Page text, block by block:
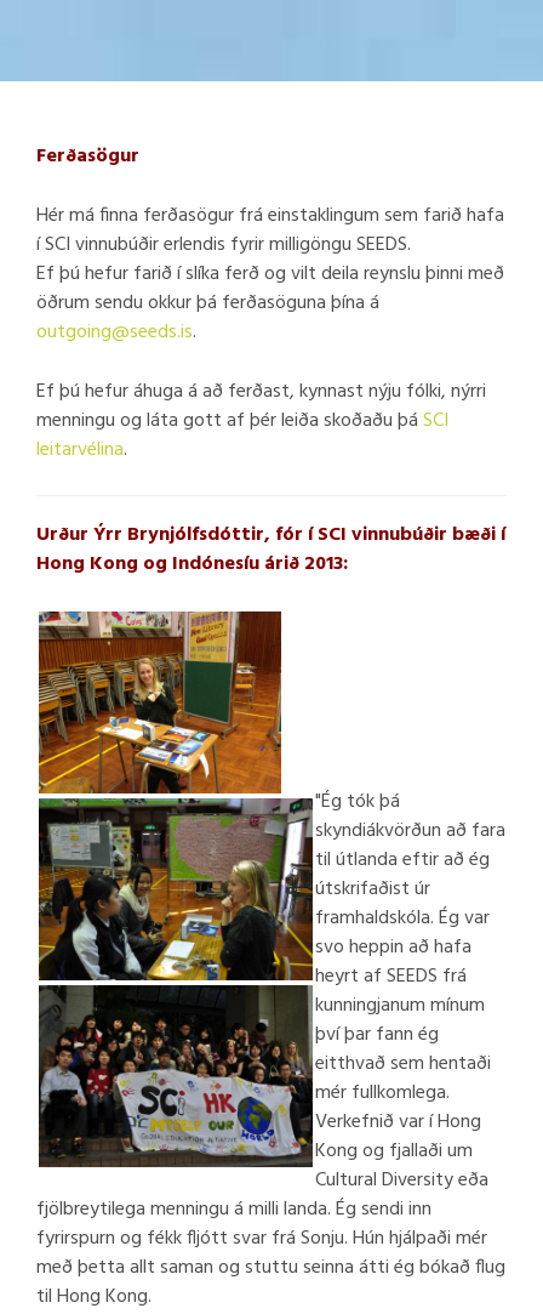
Ferðasögur
Hér má finna ferðasögur frá einstaklingum sem farið hafa
í SCI vinnubúðir erlendis fyrir milligöngu SEEDS.
Ef þú hefur farið í slíka ferð og vilt deila reynslu þinni með
öðrum sendu okkur þá ferðasöguna þína á
outgoing@seeds.is.
Ef þú hefur áhuga á að ferðast, kynnast nýju fólki, nýrri
menningu og láta gott af þér leiða skoðaðu þáSCI
leitarvélina.
Urður Ýrr Brynjólfsdóttir, fór í SCI vinnubúðir bæði í
Hong Kong og Indónesíu árið 2013:
"Ég tók þá
skyndiákvörðun að fara
til útlanda eftir að ég
útskrifaðist úr
framhaldskóla. Ég var
svo heppin að hafa
heyrt af SEEDS frá
kunningjanum mínum
því þar fann ég
eitthvað sem hentaði
mér fullkomlega.
Verkefnið var í Hong
Kong og fjallaði um
Cultural Diversity eða
fjölbreytilega menningu á milli landa. Ég sendi inn
fyrirspurn og fékk fljótt svar frá Sonju. Hún hjálpaði mér
með þetta allt saman og stuttu seinna átti ég bókað flug
til Hong Kong.